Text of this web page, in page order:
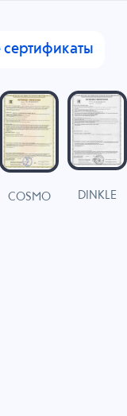
сертификаты
COSMO DINKLE